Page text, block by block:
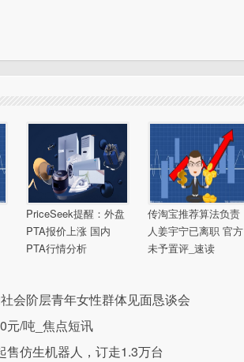
PriceSeek提醒：外盘
PTA报价上涨 国内
PTA行情分析
传淘宝推荐算法负责
人姜宇宁已离职 官方
未予置评_速读
会阶层青年女性群体见面恳谈会
元/吨_焦点短讯
仿生机器人，订走1.3万台